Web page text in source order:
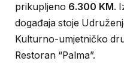
prikupljeno 6.300 KM.
događaja stoje
Kulturno-umjetničko
Restoran “Palma”.